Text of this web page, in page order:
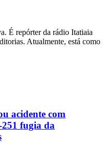
É repórter da rádio Itatiaia
Atualmente, está como
acidente com
251 fugia da